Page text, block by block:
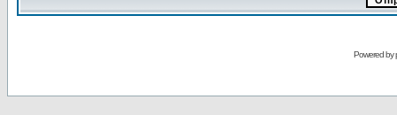
Powered by